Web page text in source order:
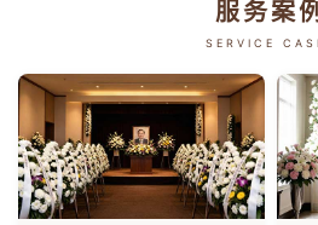
服务案例
SERVICE